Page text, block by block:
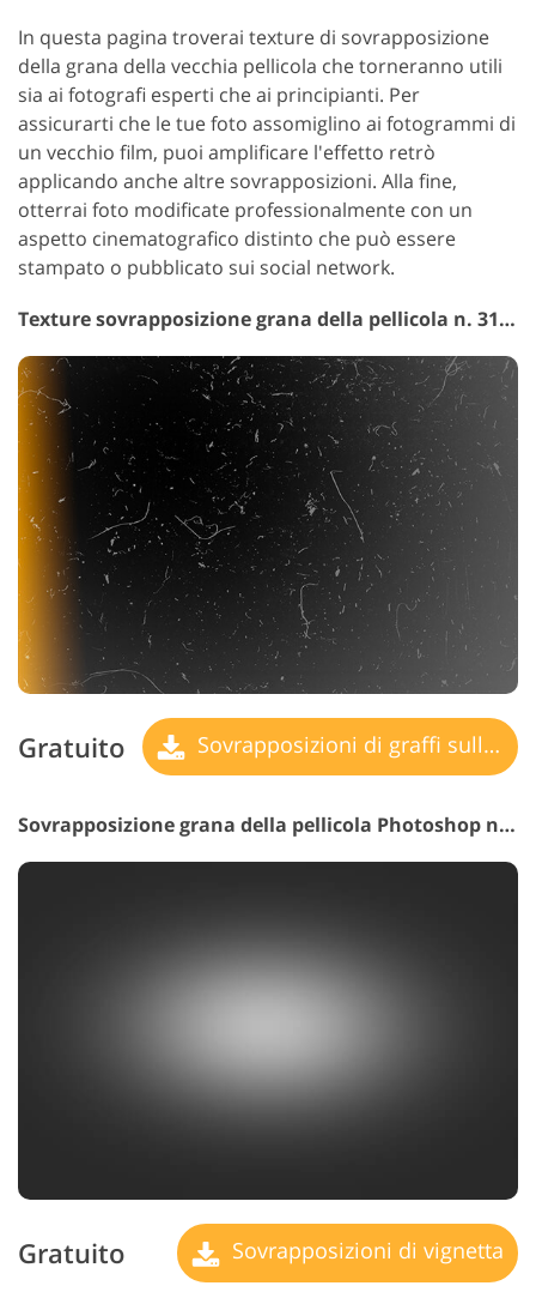
In questa pagina troverai texture di sovrapposizione
della grana della vecchia pellicola che torneranno utili
sia ai fotografi esperti che ai principianti. Per
assicurarti che le tue foto assomiglino ai fotogrammi di
un vecchio film, puoi amplificare l'effetto retrò
applicando anche altre sovrapposizioni. Alla fine,
otterrai foto modificate professionalmente con un
aspetto cinematografico distinto che può essere
stampato o pubblicato sui social network.
Texture sovrapposizione grana della pellicola n. 31 "Film Scratches"
Gratuito Sovrapposizioni di graffi sulla pellicola
Sovrapposizione grana della pellicola Photoshop n. 32 "Vignette"
Gratuito Sovrapposizioni di vignetta